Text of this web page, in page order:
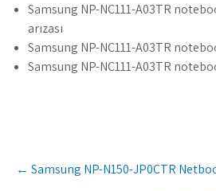
Samsung NP-NC111-A03TR
arızası
Samsung NP-NC111-A03TR
Samsung NP-NC111-A03TR
Post
navigation
← Samsung NP-N150-JP0CTR